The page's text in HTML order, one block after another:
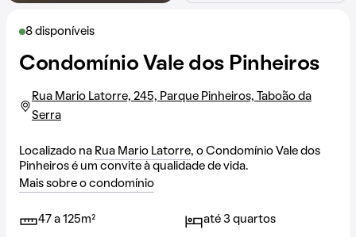
8 disponíveis
Condomínio Vale dos Pinheiros
Rua Mario Latorre, 245, Parque Pinheiros, Taboão da
Serra
Localizado na Rua Mario Latorre, o Condomínio Vale dos
Pinheiros é um convite à qualidade de vida.
Mais sobre o condomínio
47 a 125m² até 3 quartos